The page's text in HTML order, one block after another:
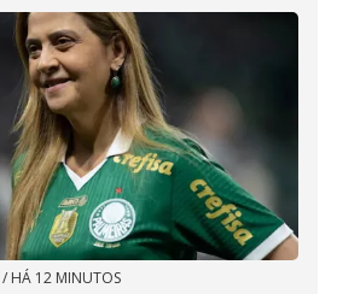
/ HÁ 12 MINUTOS